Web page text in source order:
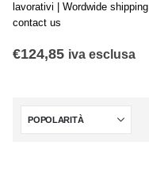
lavorativi | Wordwide shipping
contact us
€124,85 iva esclusa